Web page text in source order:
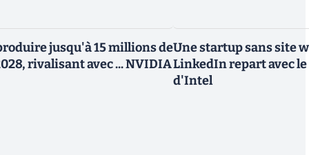
jusqu'à 15 millions de
rivalisant avec ... NVIDIA
Une startup sans site
LinkedIn repart avec le
d'Intel